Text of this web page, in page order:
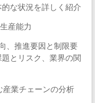
な状況を詳しく紹介
産能力
、推進要因と制限要
とリスク、業界の関
業チェーンの分析